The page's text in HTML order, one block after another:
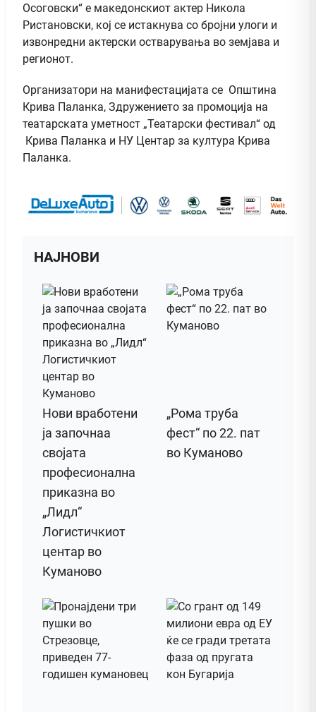
Осоговски“ е македонскиот актер Никола
Ристановски, кој се истакнува со бројни улоги и
извонредни актерски остварувања во земјава и
регионот.
Организатори на манифестацијата се Општина
Крива Паланка, Здружението за промоција на
театарската уметност „Театарски фестивал“ од
Крива Паланка и НУ Центар за култура Крива
Паланка.
НАЈНОВИ
Нови вработени
ја започнаа
својата
професионална
приказна во
„Лидл“
Логистичкиот
центар во
Куманово
„Рома труба
фест“ по 22. пат
во Куманово